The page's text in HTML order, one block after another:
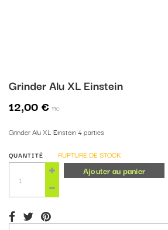
Grinder Alu XL Einstein
12,00 € TTC
Grinder Alu XL Einstein 4 parties
QUANTITÉ RUPTURE DE STOCK
Ajouter au panier